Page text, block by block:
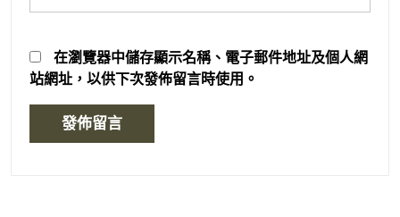
在瀏覽器中儲存顯示名稱、電子郵件地址及個人網
站網址，以供下次發佈留言時使用。